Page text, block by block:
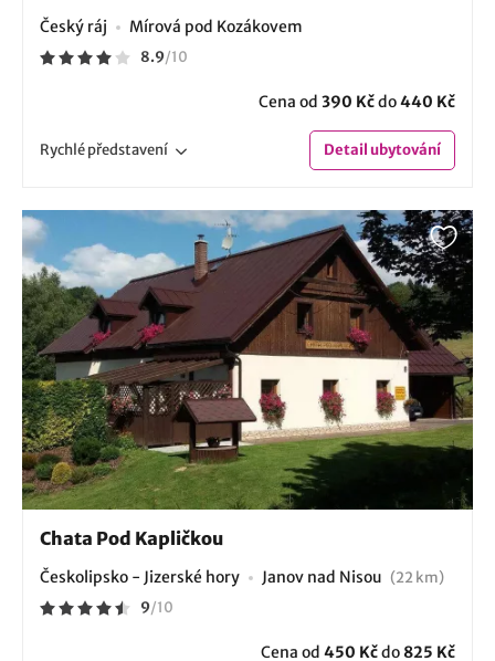
Český ráj Mírová pod Kozákovem
8.9/10
Cena od 390 Kčdo440 Kč
Rychlépředstavení Detailubytování
Chata Pod Kapličkou
Českolipsko - Jizerské hory Janov nad Nisou (22 km)
9/10
Cena od 450 Kčdo 825 Kč